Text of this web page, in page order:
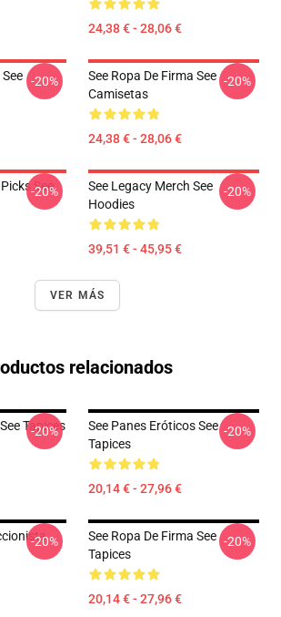
24,38 € - 28,06 €
-20%
See Ropa De Firma See
Camisetas
24,38 € - 28,06 €
-20%
See
-20%
See Legacy Merch See
Hoodies
39,51 € - 45,95 €
-20%
VER MÁS
relacionados
Tapices
-20%
See Panes Eróticos See
Tapices
20,14 € - 27,96 €
-20%
-20%
See Ropa De Firma See
Tapices
20,14 € - 27,96 €
-20%